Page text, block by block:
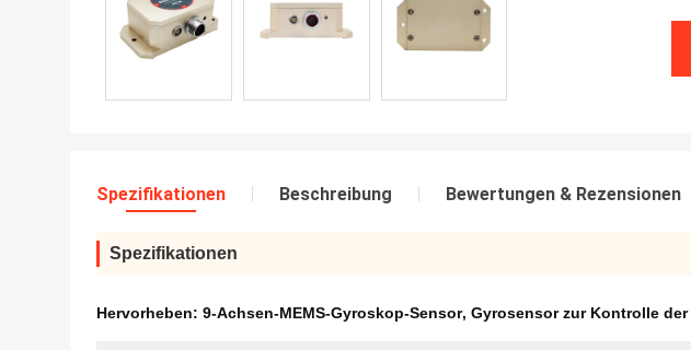
Spezifikationen Beschreibung Bewertungen & Rezensionen
Spezifikationen
Hervorheben: 9-Achsen-MEMS-Gyroskop-Sensor, Gyrosensor zur Kontrolle